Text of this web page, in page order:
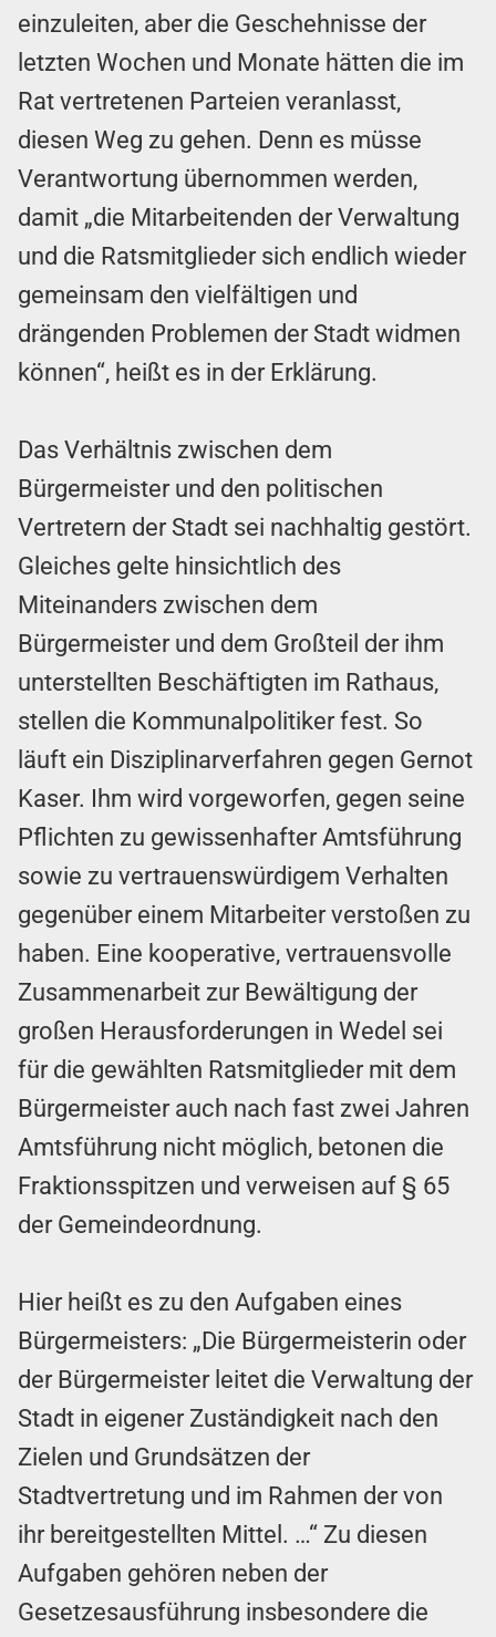
einzuleiten, aber die Geschehnisse der
letzten Wochen und Monate hätten die im
Rat vertretenen Parteien veranlasst,
diesen Weg zu gehen. Denn es müsse
Verantwortung übernommen werden,
damit „die Mitarbeitenden der Verwaltung
und die Ratsmitglieder sich endlich wieder
gemeinsam den vielfältigen und
drängenden Problemen der Stadt widmen
können“, heißt es in der Erklärung.
Das Verhältnis zwischen dem
Bürgermeister und den politischen
Vertretern der Stadt sei nachhaltig gestört.
Gleiches gelte hinsichtlich des
Miteinanders zwischen dem
Bürgermeister und dem Großteil der ihm
unterstellten Beschäftigten im Rathaus,
stellen die Kommunalpolitiker fest. So
läuft ein Disziplinarverfahren gegen Gernot
Kaser. Ihm wird vorgeworfen, gegen seine
Pflichten zu gewissenhafter Amtsführung
sowie zu vertrauenswürdigem Verhalten
gegenüber einem Mitarbeiter verstoßen zu
haben. Eine kooperative, vertrauensvolle
Zusammenarbeit zur Bewältigung der
großen Herausforderungen in Wedel sei
für die gewählten Ratsmitglieder mit dem
Bürgermeister auch nach fast zwei Jahren
Amtsführung nicht möglich, betonen die
Fraktionsspitzen und verweisen auf § 65
der Gemeindeordnung.
Hier heißt es zu den Aufgaben eines
Bürgermeisters: „Die Bürgermeisterin oder
der Bürgermeister leitet die Verwaltung der
Stadt in eigener Zuständigkeit nach den
Zielen und Grundsätzen der
Stadtvertretung und im Rahmen der von
ihr bereitgestellten Mittel. …“ Zu diesen
Aufgaben gehören neben der
Gesetzesausführung insbesondere die